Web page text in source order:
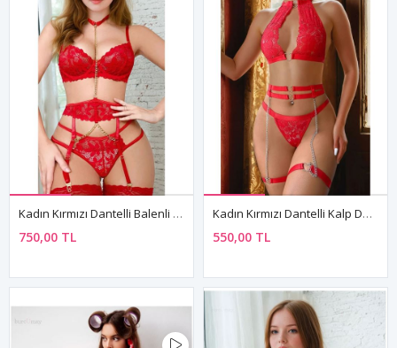
Kadın Kırmızı Dantelli Balenli Sütyen String Zincirli Seksi Fantezi İç Çamaşırı Takımı
750,00 TL
Kadın Kırmızı Dantelli Kalp Detaylı Seksi İç Giyim Seti Zincirli İç Çamaşır Takım
550,00 TL